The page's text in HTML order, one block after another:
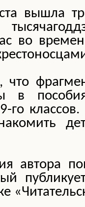
вышла
во
что
в
го классов.
автора